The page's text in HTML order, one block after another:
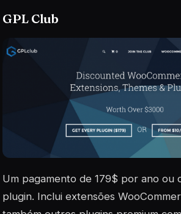
GPL Club
Um pagamento de 179$ por ano ou
plugin. Inclui extensões